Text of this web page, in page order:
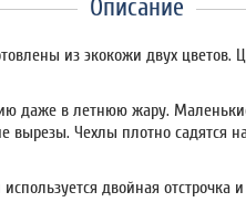
Описание
из экокожи двух
даже в летнюю жару.
вырезы. Чехлы плотно садятся
двойная отстрочка